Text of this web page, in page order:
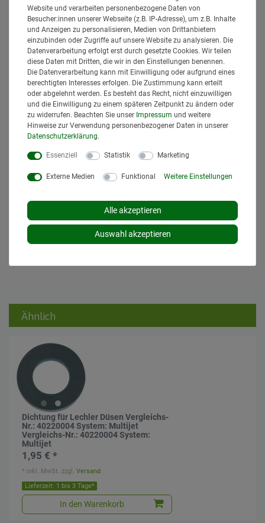
NAME / ANSPRECHPARTNER
DEINE RUFNUMMER (NUR FÜR RÜCKFRAGEN)
Hiermit bestätige ich, dass ich dieDaten­schutz­erklärung
gelesen
habe.
*
Ähnlich
Dichtung für Lechler Düsen Vergleichs-
Nr.: 40220004 System: Multijet
Vergleichs-Nr.: 40220004 System:
Multijet
1,95 € *
Lieferzeit: 1 bis 3 Tage*
In den Warenkorb
* inkl. MwSt. zzgl.Versand
Website und verarbeiten personenbezogene Daten von
Besucher:innen unserer Webseite (z.B. IP-Adresse), um z.B. Inhalte
und Anzeigen zu personalisieren, Medien von Drittanbietern
einzubinden oder Zugriffe auf unsere Website zu analysieren. Die
Datenverarbeitung erfolgt erst durch gesetzte Cookies. Wir teilen
diese Daten mit Dritten, die wir in den Einstellungen benennen.
Die Datenverarbeitung kann mit Einwilligung oder aufgrund eines
berechtigten Interesses erfolgen. Die Zustimmung kann erteilt
oder abgelehnt werden. Es besteht das Recht, nicht einzuwilligen
und die Einwilligung zu einem späteren Zeitpunkt zu ändern oder
zu widerrufen. Beachten Sie unser Impressum und weitere
Hinweise zur Verwendung personenbezogener Daten in unserer
Daten­schutz­erklärung.
Essenziell Statistik Marketing
Externe Medien Funktional Weitere Einstellungen
Alle akzeptieren
Auswahl akzeptieren